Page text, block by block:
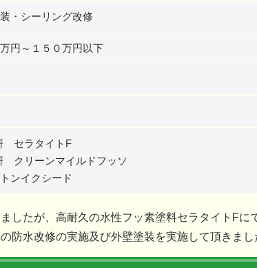
・シーリング改修
円～１５０万円以下
セラタイトF
クリーンマイルドフッソ
ンイクシード
したが、高耐久の水性フッ素塗料セラタイトFに
防水改修の実施及び外壁塗装を実施して頂きまし